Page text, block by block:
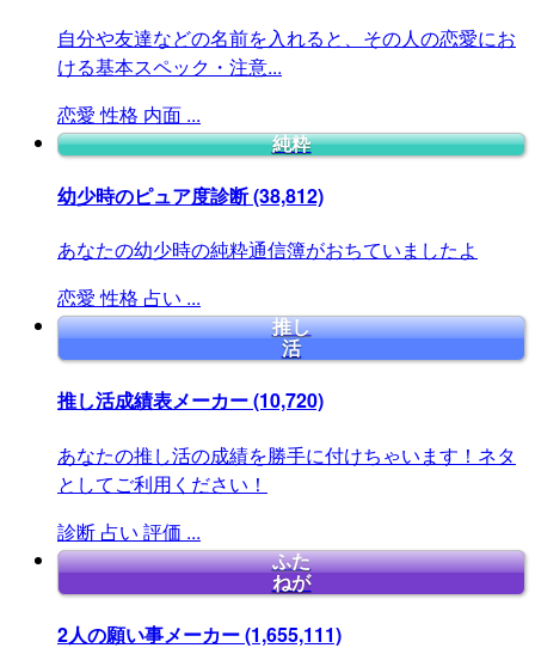
自分や友達などの名前を入れると、その人の恋愛にお
ける基本スペック・注意...
恋愛 性格 内面 ...
純粋
幼少時のピュア度診断(38,812)
あなたの幼少時の純粋通信簿がおちていましたよ
恋愛 性格 占い ...
推し
活
推し活成績表メーカー(10,720)
あなたの推し活の成績を勝手に付けちゃいます！ネタ
としてご利用ください！
診断 占い 評価 ...
ふた
ねが
2人の願い事メーカー(1,655,111)